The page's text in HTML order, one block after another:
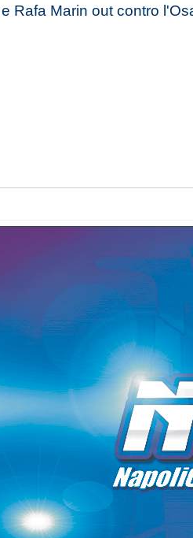
Rafa Marin out contro